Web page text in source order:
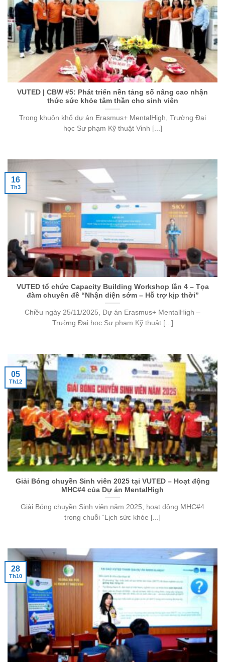
VUTED | CBW #5: Phát triển nền tảng số nâng cao nhận
thức sức khỏe tâm thần cho sinh viên
Trong khuôn khổ dự án Erasmus+ MentalHigh, Trường Đại
học Sư phạm Kỹ thuật Vinh [...]
VUTED tổ chức Capacity Building Workshop lần 4 – Tọa
đàm chuyên đề “Nhận diện sớm – Hỗ trợ kịp thời”
Chiều ngày 25/11/2025, Dự án Erasmus+ MentalHigh –
Trường Đại học Sư phạm Kỹ thuật [...]
16
Th3
Giải Bóng chuyền Sinh viên 2025 tại VUTED – Hoạt động
MHC#4 của Dự án MentalHigh
Giải Bóng chuyền Sinh viên năm 2025, hoạt động MHC#4
trong chuỗi “Lịch sức khỏe [...]
05
Th12
28
Th10